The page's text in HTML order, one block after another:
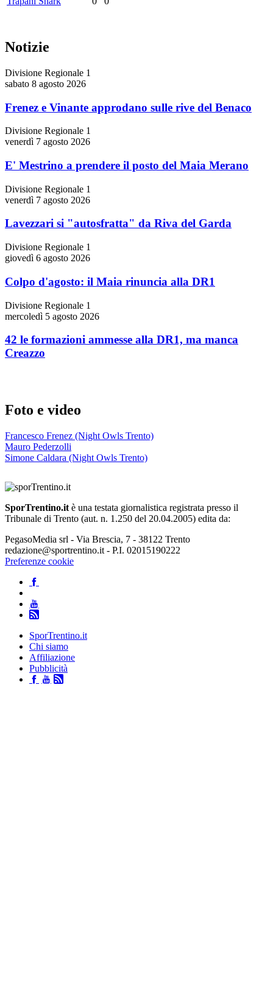
Notizie
Divisione Regionale 1
sabato 8 agosto 2026
Frenez e Vinante approdano sulle rive del Benaco
Divisione Regionale 1
venerdì 7 agosto 2026
E' Mestrino a prendere il posto del Maia Merano
Divisione Regionale 1
venerdì 7 agosto 2026
Lavezzari si "autosfratta" da Riva del Garda
Divisione Regionale 1
giovedì 6 agosto 2026
Colpo d'agosto: il Maia rinuncia alla DR1
Divisione Regionale 1
mercoledì 5 agosto 2026
42 le formazioni ammesse alla DR1, ma manca
Creazzo
Foto e video
Francesco Frenez (Night Owls Trento)
Mauro Pederzolli
Simone Caldara (Night Owls Trento)
SporTrentino.it è una testata giornalistica registrata presso il
Tribunale di Trento (aut. n. 1.250 del 20.04.2005) edita da:
PegasoMedia srl - Via Brescia, 7 - 38122 Trento
redazione@sportrentino.it - P.I. 02015190222
Preferenze cookie
SporTrentino.it
Chi siamo
Affiliazione
Pubblicità